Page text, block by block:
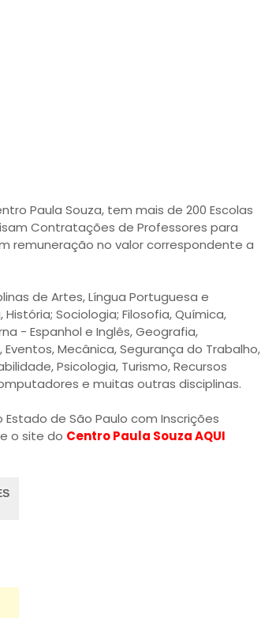
Paula Souza, tem mais de 200 Escolas
Contratações de Professores para
remuneração no valor correspondente a
de Artes, Língua Portuguesa e
Sociologia; Filosofia, Química,
- Espanhol e Inglês, Geografia,
Mecânica, Segurança do Trabalho,
Psicologia, Turismo, Recursos
e muitas outras disciplinas.
de São Paulo com Inscrições
o site do Centro Paula Souza AQUI